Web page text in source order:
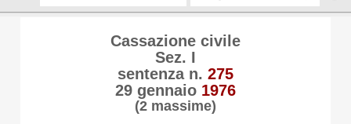
Cassazione civile
Sez. I
sentenza n. 275
29 gennaio 1976
(2 massime)